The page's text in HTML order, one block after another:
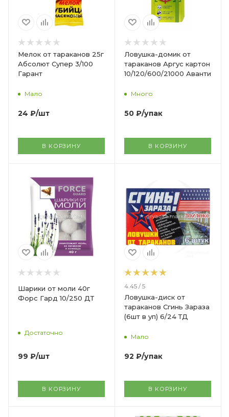
Мелок от тараканов 25г
Абсолют Супер 3/100
Гарант
Мало
24 ₽/шт
В КОРЗИНУ
Ловушка-домик от
тараканов Аргус картон
10/120/600/21000 Аванти
Много
50 ₽/упак
В КОРЗИНУ
Шарики от моли 40г
Форс Гард 10/250 ДТ
Достаточно
99 ₽/шт
В КОРЗИНУ
4.45 / 5
Ловушка-диск от
тараканов Сгинь Зараза
(6шт в уп) 6/24 ТД
Мало
92 ₽/упак
В КОРЗИНУ